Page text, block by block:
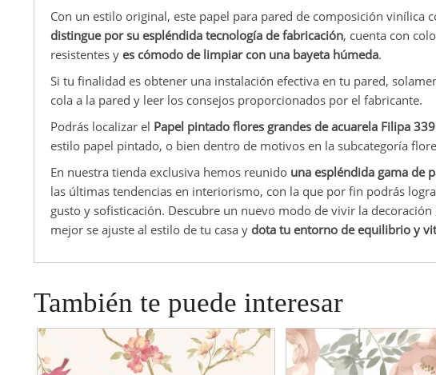
Con un estilo original, este papel para pared de composición vinílica
distingue por su espléndida tecnología de fabricación, cuenta con
resistentes y es cómodo de limpiar con una bayeta húmeda.
Si tu finalidad es obtener una instalación efectiva en tu pared,
cola a la pared y leer los consejos proporcionados por el fabricante.
Podrás localizar el Papel pintado flores grandes de acuarela Filipa
estilo papel pintado, o bien dentro de motivos en la subcategoría
En nuestra tienda exclusiva hemos reunido una espléndida gama de
las últimas tendencias en interiorismo, con la que por fin podrás
gusto y sofisticación. Descubre un nuevo modo de vivir la
mejor se ajuste al estilo de tu casa y dota tu entorno de equilibrio y
También te puede interesar